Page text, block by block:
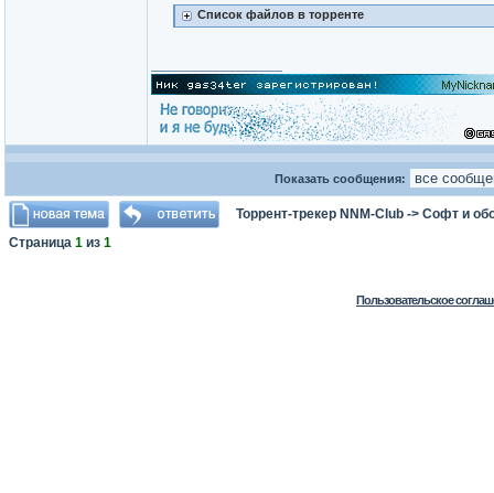
Список файлов в торренте
Показать сообщения:
Торрент-трекер NNM-Club -> Софт и
Страница 1 из 1
Пользовательское